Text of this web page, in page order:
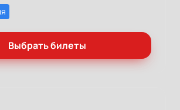
Выбрать билеты